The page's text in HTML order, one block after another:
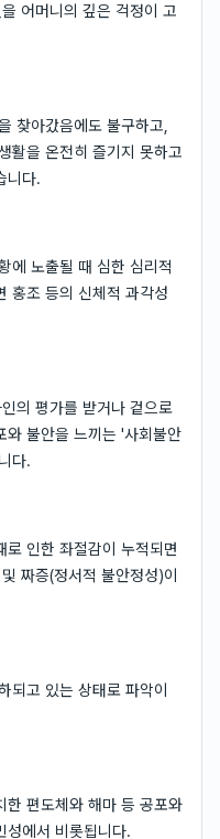
어머니의 깊은 걱정이 고
찾아갔음에도 불구하고,
활을 온전히 즐기지 못하고
니다.
에 노출될 때 심한 심리적
홍조 등의 신체적 과각성
의 평가를 받거나 겉으로
와 불안을 느끼는 '사회불안
다.
로 인한 좌절감이 누적되면
짜증(정서적 불안정성)이
되고 있는 상태로 파악이
한 편도체와 해마 등 공포와
성에서 비롯됩니다.